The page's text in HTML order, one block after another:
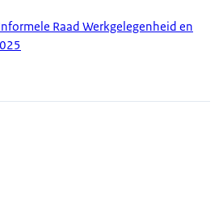
Raad Werkgelegenheid en